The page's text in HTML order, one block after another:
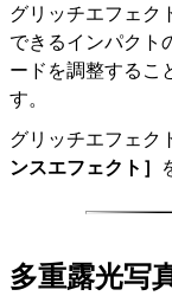
グリッチエフェク
できるインパクト
ードを調整するこ
す。
グリッチエフェク
ンスエフェクト］
多重露光写